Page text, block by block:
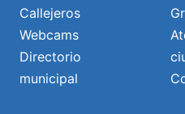
Callejeros
Webcams
Directorio
municipal